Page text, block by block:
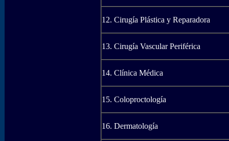
12. Cirugía Plástica y Reparadora
13. Cirugía Vascular Periférica
14. Clínica Médica
15. Coloproctología
16. Dermatología